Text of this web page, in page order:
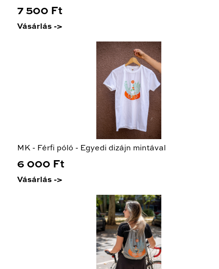
7 500 Ft
Vásárlás ->
MK - Férfi póló - Egyedi dizájn mintával
6 000 Ft
Vásárlás ->